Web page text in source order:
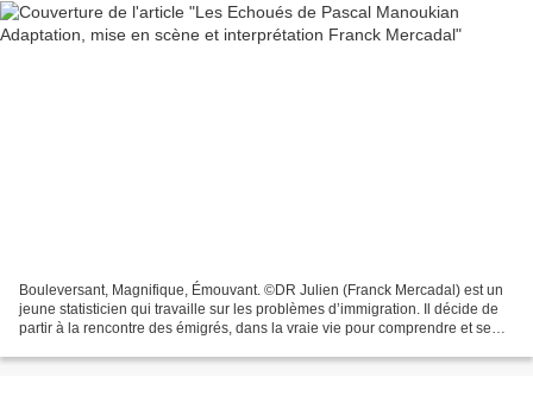
Bouleversant, Magnifique, Émouvant. ©DR Julien (Franck Mercadal) est un
jeune statisticien qui travaille sur les problèmes d’immigration. Il décide de
partir à la rencontre des émigrés, dans la vraie vie pour comprendre et se